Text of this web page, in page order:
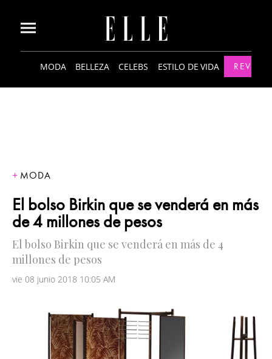
MODA BELLEZA CELEBS ESTILO DE VIDA
MODA
El bolso Birkin que se venderá en más
de 4 millones de pesos
El bolso Birkin que se venderá en más de 4
millones de pesos
vie 08 junio 2018 10:05 AM